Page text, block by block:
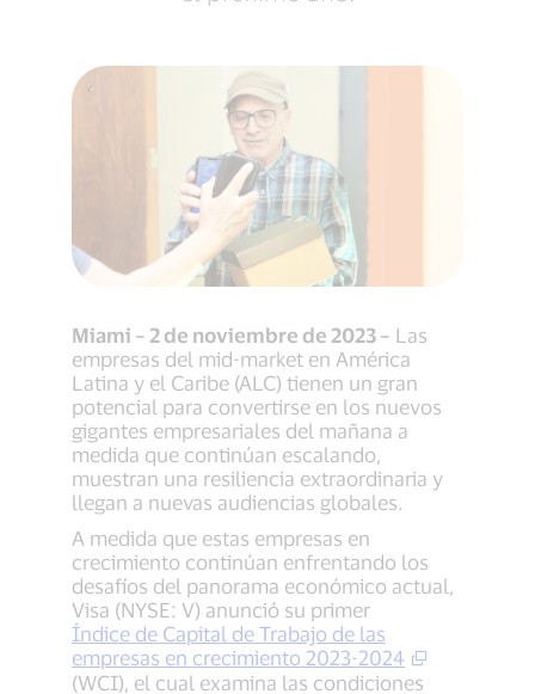
Miami – 2 de noviembre de 2023 – Las
empresas del mid-market en América
Latina y el Caribe (ALC) tienen un gran
potencial para convertirse en los nuevos
gigantes empresariales del mañana a
medida que continúan escalando,
muestran una resiliencia extraordinaria y
llegan a nuevas audiencias globales.
A medida que estas empresas en
crecimiento continúan enfrentando los
desafíos del panorama económico actual,
Visa (NYSE: V) anunció su primer
Índice de Capital de Trabajo de las
empresas en crecimiento 2023-2024
(WCI), el cual examina las condiciones